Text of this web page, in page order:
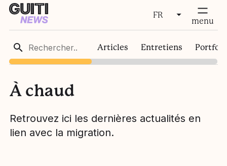
FR
FR
EN
fermer menu
Articles Entretiens
À chaud
Retrouvez ici les dernières actualités en
lien avec la migration.